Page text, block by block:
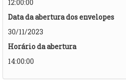
12:00:00
Data da abertura dos envelopes
30/11/2023
Horário da abertura
14:00:00